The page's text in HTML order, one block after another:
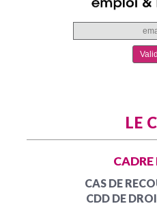
LE
CADRE
CAS DE
CDD DE